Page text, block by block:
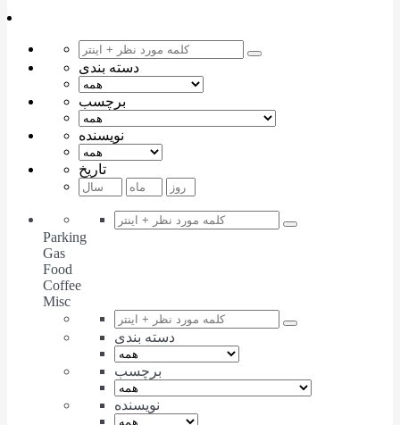
دسته بندی
برچسب
نویسنده
تاریخ
Parking
Gas
Food
Coffee
Misc
دسته بندی
برچسب
نویسنده